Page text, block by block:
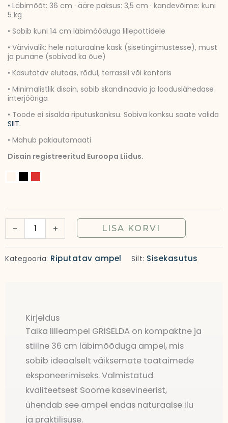
26,50 €
• Läbimõõt: 36 cm · ääre paksus: 3,5 cm · kandevõime: kuni
5 kg
• Sobib kuni 14 cm läbimõõduga lillepottidele
• Värvivalik: hele naturaalne kask (sisetingimustesse), must
ja punane (sobivad ka õue)
• Kasutatav elutoas, rõdul, terrassil või kontoris
• Minimalistlik disain, sobib skandinaavia ja looduslähedase
interjööriga
• Toode ei sisalda riputuskonksu. Sobiva konksu saate valida
SIIT.
• Mahub pakiautomaati
Disain registreeritud Euroopa Liidus.
-
Lilleampel
cm
Riputatav
ampel
+ LISA KORVI
Kategooria: Riputatav ampel Silt: Sisekasutus
Kirjeldus
Taika lilleampel GRISELDA on kompaktne ja
stiilne 36 cm läbimõõduga ampel, mis
sobib ideaalselt väiksemate toataimede
eksponeerimiseks. Valmistatud
kvaliteetsest Soome kasevineerist,
ühendab see ampel endas naturaalse ilu
ja praktilisuse.